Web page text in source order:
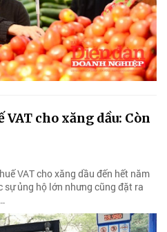
cho xăng dầu: Còn
VAT cho xăng dầu đến hết năm
ủng hộ lớn nhưng cũng đặt ra